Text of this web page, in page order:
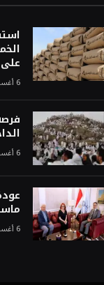
6 أغسطس، 2026
6 أغسطس، 2026
6 أغسطس، 2026